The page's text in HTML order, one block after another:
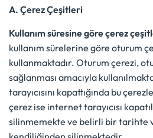
A. Çerez Çeşitleri
Kullanım süresine göre çerez
kullanım sürelerine göre oturum
kullanmaktadır. Oturum çerezi,
sağlanması amacıyla
tarayıcısını kapattığında bu
çerez ise internet tarayıcısı
silinmemekte ve belirli bir tarihte